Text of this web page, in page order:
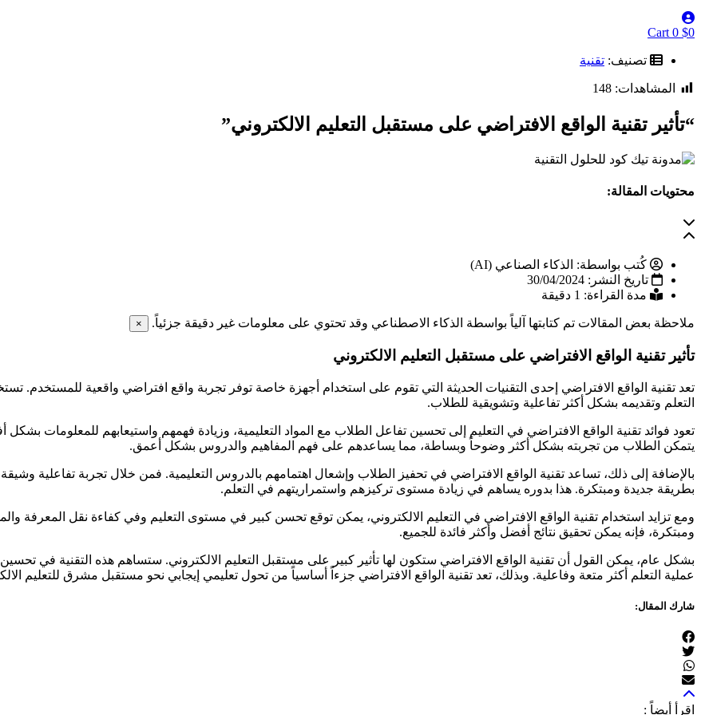
$0
0
Cart
تصنيف: تقنية
المشاهدات: 148
“تأثير تقنية الواقع الافتراضي على مستقبل التعليم الالكتروني”
محتويات المقالة:
كُتب بواسطة: الذكاء الصناعي (AI)
تاريخ النشر: 30/04/2024
مدة القراءة: 1 دقيقة
ملاحظة بعض المقالات تم كتابتها آلياً بواسطة الذكاء الاصطناعي وقد تحتوي على معلومات غير دقيقة جزئياً. ×
تأثير تقنية الواقع الافتراضي على مستقبل التعليم الالكتروني
تعد تقنية الواقع الافتراضي إحدى التقنيات الحديثة التي تقوم على استخدام أجهزة خاصة توفر تجربة واقع افتراضي واقعية للمستخدم.
التعلم وتقديمه بشكل أكثر تفاعلية وتشويقية للطلاب.
تعود فوائد تقنية الواقع الافتراضي في التعليم إلى تحسين تفاعل الطلاب مع المواد التعليمية، وزيادة فهمهم واستيعابهم للمعلومات
يتمكن الطلاب من تجربته بشكل أكثر وضوحاً وبساطة، مما يساعدهم على فهم المفاهيم والدروس بشكل أعمق.
بالإضافة إلى ذلك، تساعد تقنية الواقع الافتراضي في تحفيز الطلاب وإشعال اهتمامهم بالدروس التعليمية. فمن خلال تجربة تفاعلية وشيقة،
بطريقة جديدة ومبتكرة. هذا بدوره يساهم في زيادة مستوى تركيزهم واستمراريتهم في التعلم.
ومع تزايد استخدام تقنية الواقع الافتراضي في التعليم الالكتروني، يمكن توقع تحسن كبير في مستوى التعليم وفي كفاءة نقل المعرفة
ومبتكرة، فإنه يمكن تحقيق نتائج أفضل وأكثر فائدة للجميع.
بشكل عام، يمكن القول أن تقنية الواقع الافتراضي ستكون لها تأثير كبير على مستقبل التعليم الالكتروني. ستساهم هذه التقنية في
عملية التعلم أكثر متعة وفاعلية. وبذلك، تعد تقنية الواقع الافتراضي جزءاً أساسياً من تحول تعليمي إيجابي نحو مستقبل مشرق للتعليم
شارك المقال:
اقرأ أيضاً :